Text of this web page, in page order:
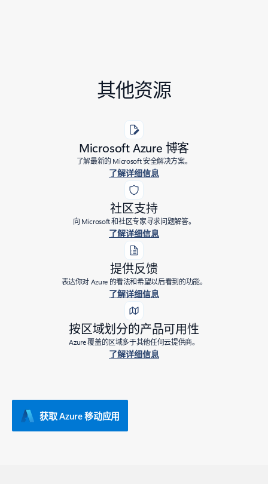
其他资源
Microsoft Azure 博客
了解最新的 Microsoft 安全解决方案。
了解详细信息
社区支持
向 Microsoft 和社区专家寻求问题解答。
了解详细信息
提供反馈
表达你对 Azure 的看法和希望以后看到的功能。
了解详细信息
按区域划分的产品可用性
Azure 覆盖的区域多于其他任何云提供商。
了解详细信息
获取 Azure 移动应用